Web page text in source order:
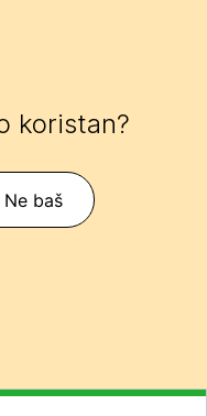
koristan?
Ne baš